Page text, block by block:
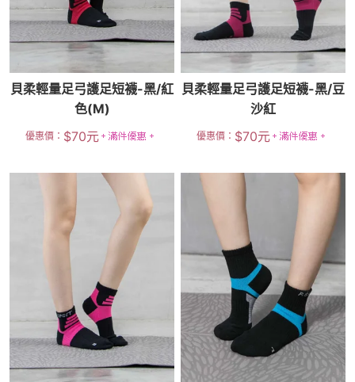
貝柔輕量足弓護足短襪-黑/紅
色(M)
優惠價： $70元
貝柔輕量足弓護足短襪-黑/豆
沙紅
優惠價： $70元